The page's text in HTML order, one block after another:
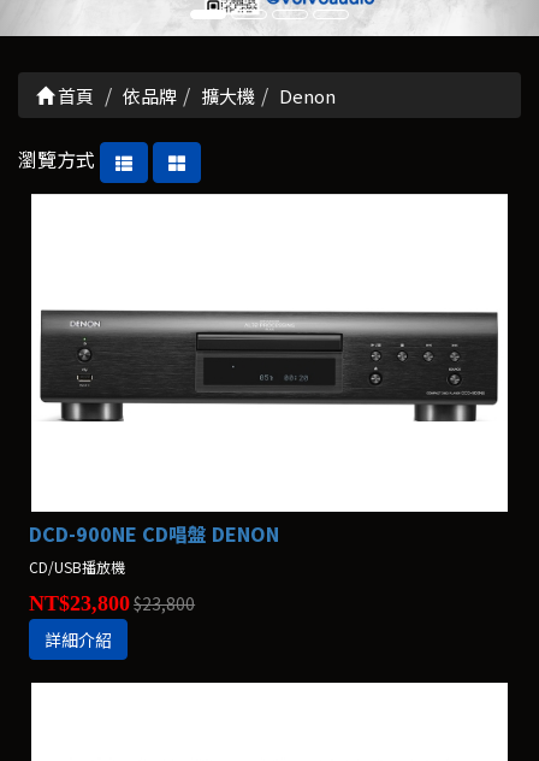
首頁 依品牌 擴大機 Denon
瀏覽方式
DCD-900NE CD唱盤 DENON
CD/USB播放機
NT$23,800$23,800
詳細介紹